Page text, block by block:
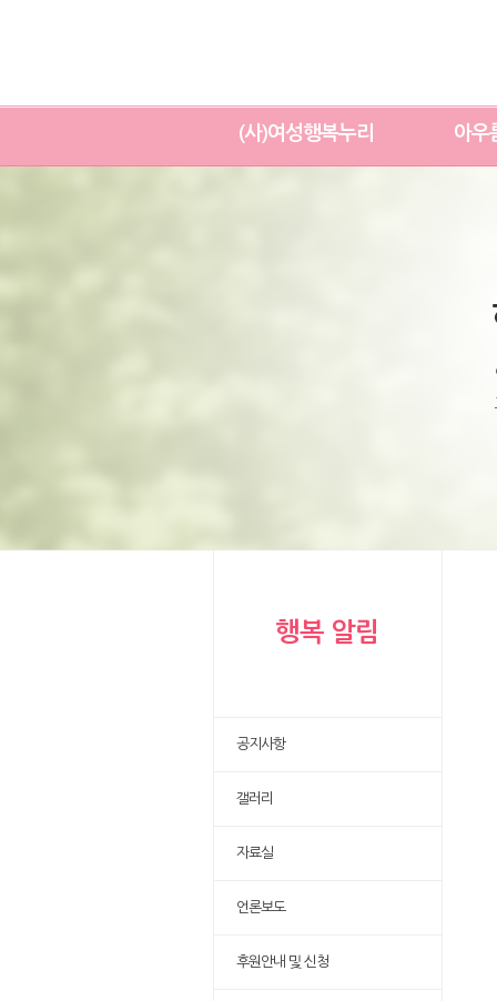
(사)여성행복누리 아우
행복 알림
공지사항
갤러리
자료실
언론보도
후원안내 및 신청